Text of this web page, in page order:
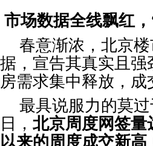
市场数据全线飘红
春意渐浓，北京
据，宣告其真实且
房需求集中释放，
最具说服力的莫
日， 北京周度网签量
以来的周度成交新高